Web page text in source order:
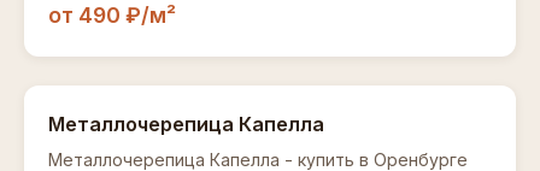
от 490 ₽/м²
Металлочерепица Капелла
Металлочерепица Капелла - купить в Оренбурге